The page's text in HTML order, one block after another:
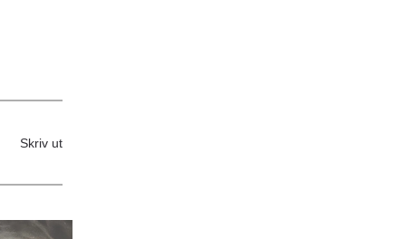
Skriv ut